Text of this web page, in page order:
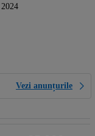
2024
Vezi anunțurile